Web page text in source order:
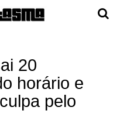
20
horário e
pelo